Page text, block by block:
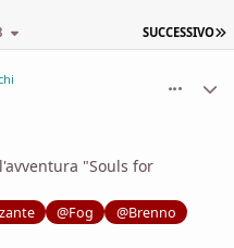
SUCCESSIVO
"Souls for
@Fog
@Brenno